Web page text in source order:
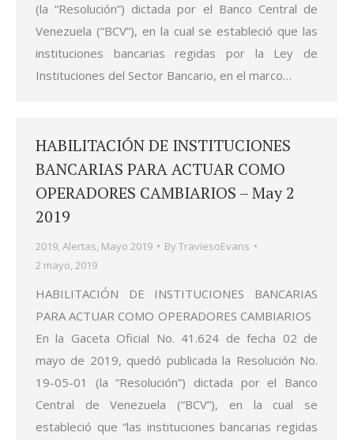
(la “Resolución”) dictada por el Banco Central de
Venezuela (“BCV”), en la cual se estableció que las
instituciones bancarias regidas por la Ley de
Instituciones del Sector Bancario, en el marco…
HABILITACIÓN DE INSTITUCIONES
BANCARIAS PARA ACTUAR COMO
OPERADORES CAMBIARIOS – May 2
2019
2019, Alertas, Mayo 2019 ByTraviesoEvans
2 mayo, 2019
HABILITACIÓN DE INSTITUCIONES BANCARIAS
PARA ACTUAR COMO OPERADORES CAMBIARIOS
En la Gaceta Oficial No. 41.624 de fecha 02 de
mayo de 2019, quedó publicada la Resolución No.
19-05-01 (la “Resolución”) dictada por el Banco
Central de Venezuela (“BCV”), en la cual se
estableció que “las instituciones bancarias regidas